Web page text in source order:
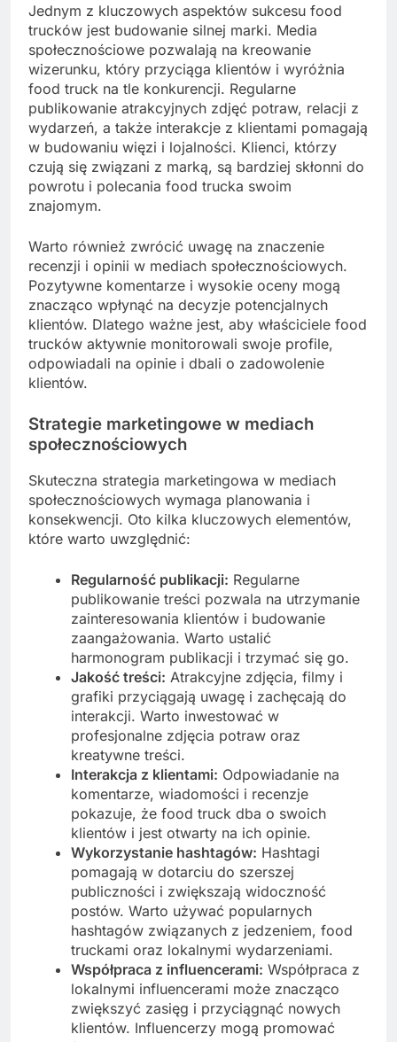
Jednym z kluczowych aspektów sukcesu food
trucków jest budowanie silnej marki. Media
społecznościowe pozwalają na kreowanie
wizerunku, który przyciąga klientów i wyróżnia
food truck na tle konkurencji. Regularne
publikowanie atrakcyjnych zdjęć potraw, relacji z
wydarzeń, a także interakcje z klientami pomagają
w budowaniu więzi i lojalności. Klienci, którzy
czują się związani z marką, są bardziej skłonni do
powrotu i polecania food trucka swoim
znajomym.
Warto również zwrócić uwagę na znaczenie
recenzji i opinii w mediach społecznościowych.
Pozytywne komentarze i wysokie oceny mogą
znacząco wpłynąć na decyzje potencjalnych
klientów. Dlatego ważne jest, aby właściciele food
trucków aktywnie monitorowali swoje profile,
odpowiadali na opinie i dbali o zadowolenie
klientów.
Strategie marketingowe w mediach
społecznościowych
Skuteczna strategia marketingowa w mediach
społecznościowych wymaga planowania i
konsekwencji. Oto kilka kluczowych elementów,
które warto uwzględnić:
Regularność publikacji: Regularne
publikowanie treści pozwala na utrzymanie
zainteresowania klientów i budowanie
zaangażowania. Warto ustalić
harmonogram publikacji i trzymać się go.
Jakość treści: Atrakcyjne zdjęcia, filmy i
grafiki przyciągają uwagę i zachęcają do
interakcji. Warto inwestować w
profesjonalne zdjęcia potraw oraz
kreatywne treści.
Interakcja z klientami: Odpowiadanie na
komentarze, wiadomości i recenzje
pokazuje, że food truck dba o swoich
klientów i jest otwarty na ich opinie.
Wykorzystanie hashtagów: Hashtagi
pomagają w dotarciu do szerszej
publiczności i zwiększają widoczność
postów. Warto używać popularnych
hashtagów związanych z jedzeniem, food
truckami oraz lokalnymi wydarzeniami.
Współpraca z influencerami: Współpraca z
lokalnymi influencerami może znacząco
zwiększyć zasięg i przyciągnąć nowych
klientów. Influencerzy mogą promować